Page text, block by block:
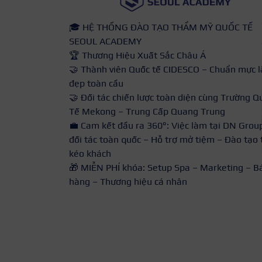
🎓 HỆ THỐNG ĐÀO TẠO THẨM MỸ QUỐC TẾ
SEOUL ACADEMY
🏆 Thương Hiệu Xuất Sắc Châu Á
🤝 Thành viên Quốc tế CIDESCO – Chuẩn mực
đẹp toàn cầu
🤝 Đối tác chiến lược toàn diện cùng Trường
Tế Mekong – Trung Cấp Quang Trung
💼 Cam kết đầu ra 360°: Việc làm tại DN
đối tác toàn quốc – Hỗ trợ mở tiệm – Đào tạo
kéo khách
🎁 MIỄN PHÍ khóa: Setup Spa – Marketing –
hàng – Thương hiệu cá nhân